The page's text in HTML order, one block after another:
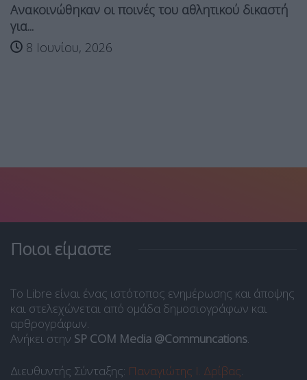
Ανακοινώθηκαν οι ποινές του αθλητικού δικαστή
για...
8 Ιουνίου, 2026
Ποιοι είμαστε
Το Libre είναι ένας ιστότοπος ενημέρωσης και άποψης
και στελεχώνεται από ομάδα δημοσιογράφων και
αρθρογράφων.
Ανήκει στην SP COM Media @Communcations.
Διευθυντής Σύνταξης: Παναγιώτης Ι. Δρίβας.